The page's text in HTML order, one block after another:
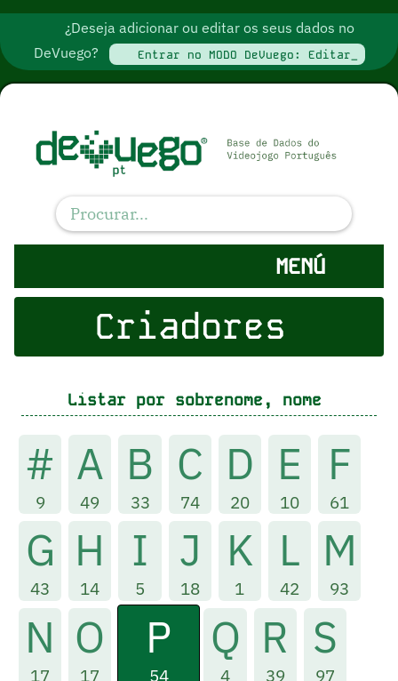
¿Deseja adicionar ou editar os seus dados no
DeVuego?
Entrar no MODO DeVuego: Editar_
MENÚ
Criadores
Listar por sobrenome, nome
#
9
A
49
B
33
C
74
D
20
E
10
F
61
G
43
H
14
I
5
J
18
K
1
L
42
M
93
N
17
O
17
P
54
Q
4
R
39
S
97